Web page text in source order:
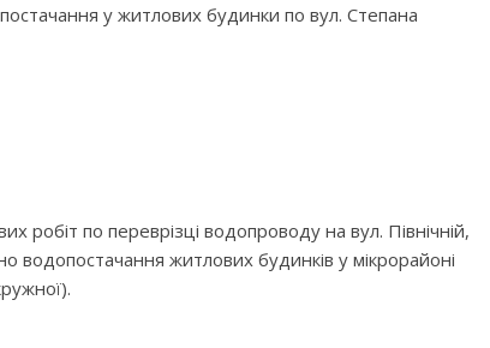
у житлових будинки по вул. Степана
робіт по переврізці водопроводу на вул. Північній,
житлових будинків у мікрорайоні